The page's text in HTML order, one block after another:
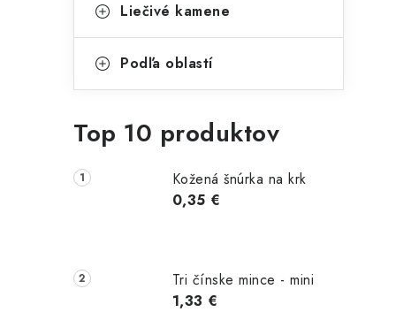
Liečivé kamene
Podľa oblastí
Top 10 produktov
Kožená šnúrka na krk
0,35 €
Tri čínske mince - mini
1,33 €